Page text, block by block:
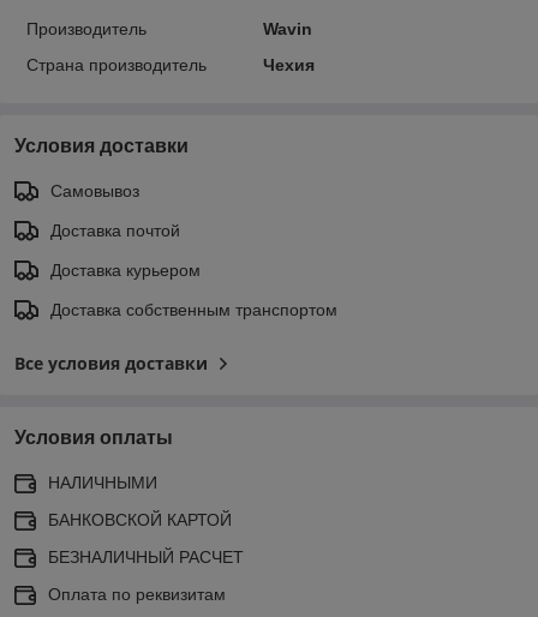
Производитель
Wavin
Страна производитель
Чехия
Условия доставки
Самовывоз
Доставка почтой
Доставка курьером
Доставка собственным транспортом
Все условия доставки
Условия оплаты
НАЛИЧНЫМИ
БАНКОВСКОЙ КАРТОЙ
БЕЗНАЛИЧНЫЙ РАСЧЕТ
Оплата по реквизитам